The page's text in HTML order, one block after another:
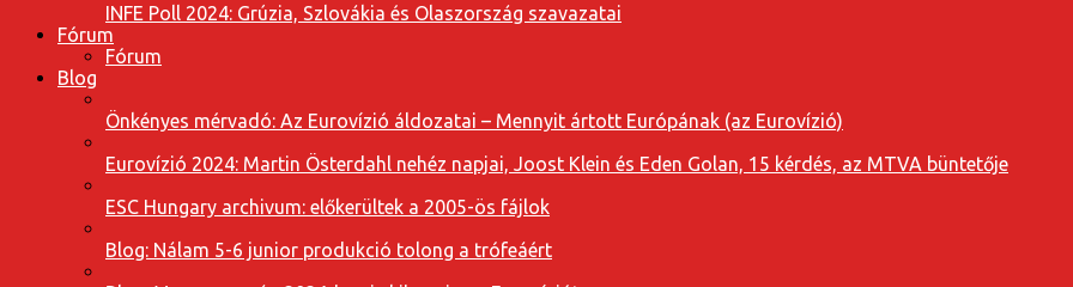
INFE Poll 2024: Grúzia, Szlovákia és Olaszország szavazatai
Fórum
Fórum
Blog
Önkényes mérvadó: Az Eurovízió áldozatai – Mennyit ártott Európának (az Eurovízió)
Eurovízió 2024: Martin Österdahl nehéz napjai, Joost Klein és Eden Golan, 15 kérdés, az MTVA büntetője
ESC Hungary archivum: előkerültek a 2005-ös fájlok
Blog: Nálam 5-6 junior produkció tolong a trófeáért